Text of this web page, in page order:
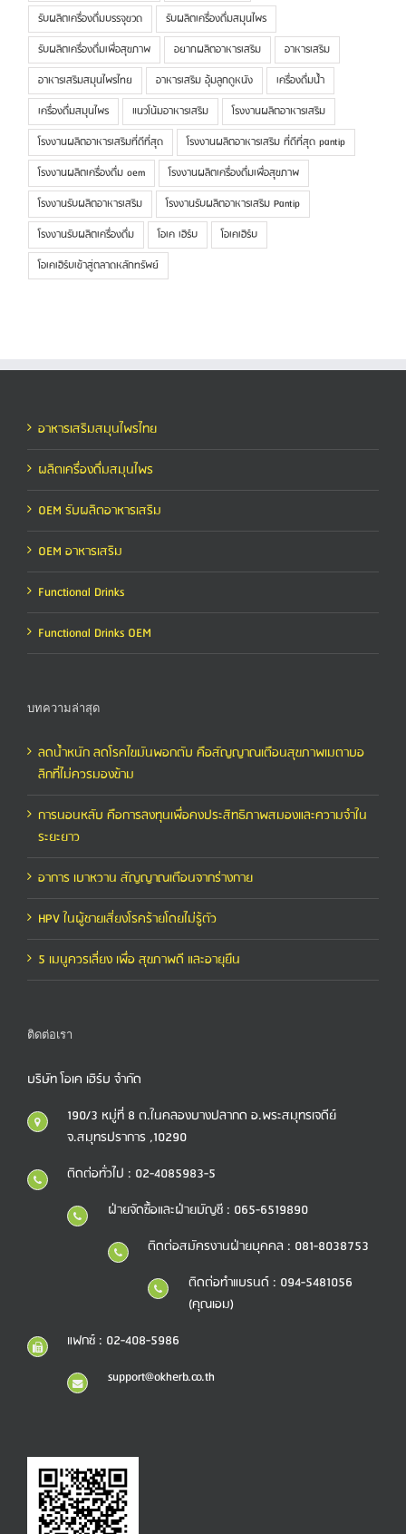
รับผลิตเครื่องดื่มบรรจุขวด
รับผลิตเครื่องดื่มสมุนไพร
รับผลิตเครื่องดื่มเพื่อสุขภาพ
อยากผลิตอาหารเสริม
อาหารเสริม
อาหารเสริมสมุนไพรไทย
อาหารเสริม อุ้มลูกดูหนัง
เครื่องดื่มน้ำ
เครื่องดื่มสมุนไพร
แนวโน้มอาหารเสริม
โรงงานผลิตอาหารเสริม
โรงงานผลิตอาหารเสริมที่ดีที่สุด
โรงงานผลิตอาหารเสริม ที่ดีที่สุด pantip
โรงงานผลิตเครื่องดื่ม oem
โรงงานผลิตเครื่องดื่มเพื่อสุขภาพ
โรงงานรับผลิตอาหารเสริม
โรงงานรับผลิตอาหารเสริม Pantip
โรงงานรับผลิตเครื่องดื่ม
โอเค เฮิร์บ
โอเคเฮิร์บ
โอเคเฮิร์บเข้าสู่ตลาดหลักทรัพย์
อาหารเสริมสมุนไพรไทย
ผลิตเครื่องดื่มสมุนไพร
OEM รับผลิตอาหารเสริม
OEM อาหารเสริม
Functional Drinks
Functional Drinks OEM
บทความล่าสุด
ลดน้ำหนัก ลดโรคไขมันพอกตับ คือสัญญาณเตือนสุขภาพเมตาบอ
ลิกที่ไม่ควรมองข้าม
การนอนหลับ คือการลงทุนเพื่อคงประสิทธิภาพสมองและความจำใน
ระยะยาว
อาการ เบาหวาน สัญญาณเตือนจากร่างกาย
HPV ในผู้ชายเสี่ยงโรคร้ายโดยไม่รู้ตัว
5 เมนูควรเลี่ยง เพื่อ สุขภาพดี และอายุยืน
ติดต่อเรา
บริษัท โอเค เฮิร์บ จำกัด
190/3 หมู่ที่ 8 ต.ในคลองบางปลากด อ.พระสมุทรเจดีย์
จ.สมุทรปราการ ,10290
ติดต่อทั่วไป : 02-4085983-5
ฝ่ายจัดซื้อและฝ่ายบัญชี : 065-6519890
ติดต่อสมัครงานฝ่ายบุคคล : 081-8038753
ติดต่อทำแบรนด์ : 094-5481056
(คุณเอม)
แฟกซ์ : 02-408-5986
support@okherb.co.th